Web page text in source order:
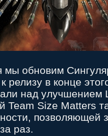
мы обновим
релизу в конце
над
Team Size Matters
позволяющей
раз.